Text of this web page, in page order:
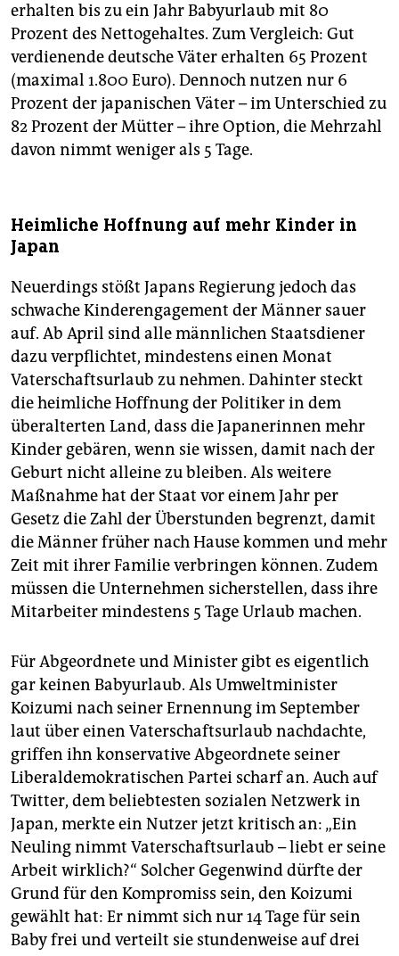
erhalten bis zu ein Jahr Babyurlaub mit 80
Prozent des Nettogehaltes. Zum Vergleich: Gut
verdienende deutsche Väter erhalten 65 Prozent
(maximal 1.800 Euro). Dennoch nutzen nur 6
Prozent der japanischen Väter – im Unterschied zu
82 Prozent der Mütter – ihre Option, die Mehrzahl
davon nimmt weniger als 5 Tage.
Heimliche Hoffnung auf mehr Kinder in
Japan
Neuerdings stößt Japans Regierung jedoch das
schwache Kinderengagement der Männer sauer
auf. Ab April sind alle männlichen Staatsdiener
dazu verpflichtet, mindestens einen Monat
Vaterschaftsurlaub zu nehmen. Dahinter steckt
die heimliche Hoffnung der Politiker in dem
überalterten Land, dass die Japanerinnen mehr
Kinder gebären, wenn sie wissen, damit nach der
Geburt nicht alleine zu bleiben. Als weitere
Maßnahme hat der Staat vor einem Jahr per
Gesetz die Zahl der Überstunden begrenzt, damit
die Männer früher nach Hause kommen und mehr
Zeit mit ihrer Familie verbringen können. Zudem
müssen die Unternehmen sicherstellen, dass ihre
Mitarbeiter mindestens 5 Tage Urlaub machen.
Für Abgeordnete und Minister gibt es eigentlich
gar keinen Babyurlaub. Als Umweltminister
Koizumi nach seiner Ernennung im September
laut über einen Vaterschaftsurlaub nachdachte,
griffen ihn konservative Abgeordnete seiner
Liberaldemokratischen Partei scharf an. Auch auf
Twitter, dem beliebtesten sozialen Netzwerk in
Japan, merkte ein Nutzer jetzt kritisch an: „Ein
Neuling nimmt Vaterschaftsurlaub – liebt er seine
Arbeit wirklich?“ Solcher Gegenwind dürfte der
Grund für den Kompromiss sein, den Koizumi
gewählt hat: Er nimmt sich nur 14 Tage für sein
Baby frei und verteilt sie stundenweise auf drei